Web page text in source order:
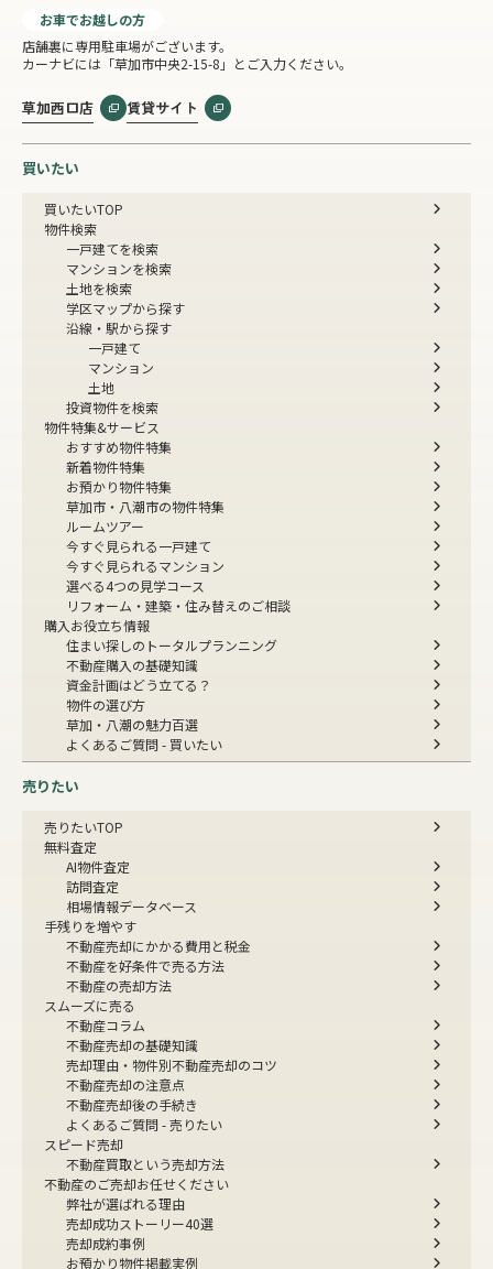
お車でお越しの方
店舗裏に専用駐車場がございます。
カーナビには「草加市中央2-15-8」とご入力ください。
草加西口店 賃貸サイト
買いたい
買いたいTOP
物件検索
一戸建てを検索
マンションを検索
土地を検索
学区マップから探す
沿線・駅から探す
一戸建て
マンション
土地
投資物件を検索
物件特集&サービス
おすすめ物件特集
新着物件特集
お預かり物件特集
草加市・八潮市の物件特集
ルームツアー
今すぐ見られる一戸建て
今すぐ見られるマンション
選べる4つの見学コース
リフォーム・建築・住み替えのご相談
購入お役立ち情報
住まい探しのトータルプランニング
不動産購入の基礎知識
資金計画はどう立てる？
物件の選び方
草加・八潮の魅力百選
よくあるご質問 - 買いたい
売りたい
売りたいTOP
無料査定
AI物件査定
訪問査定
相場情報データベース
手残りを増やす
不動産売却にかかる費用と税金
不動産を好条件で売る方法
不動産の売却方法
スムーズに売る
不動産コラム
不動産売却の基礎知識
売却理由・物件別不動産売却のコツ
不動産売却の注意点
不動産売却後の手続き
よくあるご質問 - 売りたい
スピード売却
不動産買取という売却方法
不動産のご売却お任せください
弊社が選ばれる理由
売却成功ストーリー40選
売却成約事例
お預かり物件掲載実例